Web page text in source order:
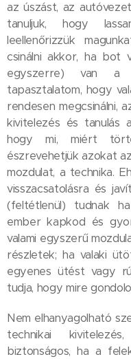
az úszást, az
tanuljuk, hogy
leellenőrizzük
csinálni akkor, ha bot
egyszerre) van a
tapasztalatom, hogy
rendesen megcsinálni,
kivitelezés és tanulás
hogy mi, miért
észrevehetjük azokat
mozdulat, a technika.
visszacsatolásra és
(feltétlenül) tudnak
ember kapkod és
valami egyszerű
részletek; ha valaki
egyenes ütést vagy
tudja, hogy mire
Nem elhanyagolható
technikai
biztonságos, ha a